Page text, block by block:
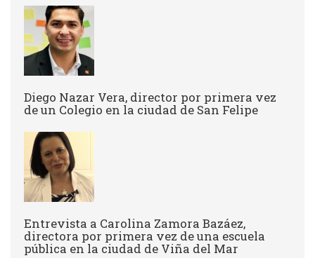
Diego Nazar Vera, director por primera vez
de un Colegio en la ciudad de San Felipe
Entrevista a Carolina Zamora Bazáez,
directora por primera vez de una escuela
pública en la ciudad de Viña del Mar